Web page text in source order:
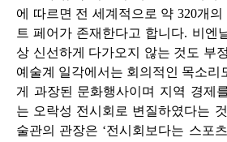
에 따르면 전 세계적으로 약 320개의
트 페어가 존재한다고 합니다. 비엔
상 신선하게 다가오지 않는 것도 부
예술계 일각에서는 회의적인 목소리
게 과장된 문화행사이며 지역 경제
는 오락성 전시회로 변질하였다는
술관의 관장은 ‘전시회보다는 스포